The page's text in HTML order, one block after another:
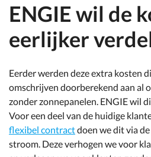
ENGIE wil de
eerlijker
Eerder werden deze extra kosten
omschrijven doorberekend aan al
zonder zonnepanelen. ENGIE wil
Voor een deel van de huidige
flexibel contractdoen we dit via
stroom. Deze verhogen we voor